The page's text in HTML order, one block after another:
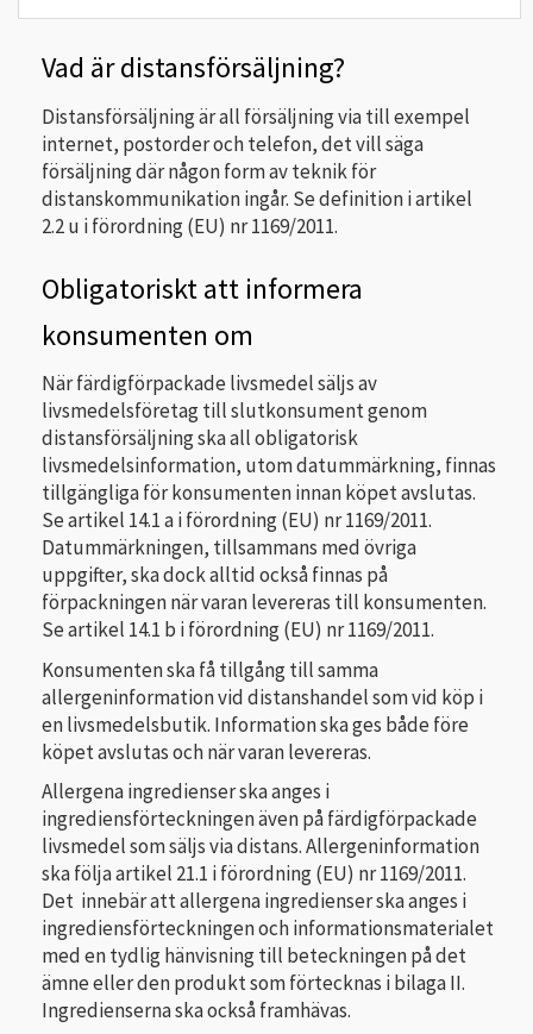
Vad är distansförsäljning?
Distansförsäljning är all försäljning via till exempel
internet, postorder och telefon, det vill säga
försäljning där någon form av teknik för
distanskommunikation ingår. Se definition i artikel
2.2 u i förordning (EU) nr 1169/2011.
Obligatoriskt att informera
konsumenten om
När färdigförpackade livsmedel säljs av
livsmedelsföretag till slutkonsument genom
distansförsäljning ska all obligatorisk
livsmedelsinformation, utom datummärkning, finnas
tillgängliga för konsumenten innan köpet avslutas.
Se artikel 14.1 a i förordning (EU) nr 1169/2011.
Datummärkningen, tillsammans med övriga
uppgifter, ska dock alltid också finnas på
förpackningen när varan levereras till konsumenten.
Se artikel 14.1 b i förordning (EU) nr 1169/2011.
Konsumenten ska få tillgång till samma
allergeninformation vid distanshandel som vid köp i
en livsmedelsbutik. Information ska ges både före
köpet avslutas och när varan levereras.
Allergena ingredienser ska anges i
ingrediensförteckningen även på färdigförpackade
livsmedel som säljs via distans. Allergeninformation
ska följa artikel 21.1 i förordning (EU) nr 1169/2011.
Det innebär att allergena ingredienser ska anges i
ingrediensförteckningen och informationsmaterialet
med en tydlig hänvisning till beteckningen på det
ämne eller den produkt som förtecknas i bilaga II.
Ingredienserna ska också framhävas.